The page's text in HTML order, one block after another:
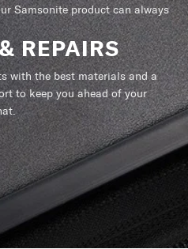
Samsonite product can always
REPAIRS
with the best materials and a
to keep you ahead of your